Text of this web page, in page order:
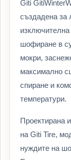
Giti
създадена за
изключителна
шофиране в
мокри,
максимално
спиране и
температури.
Проектирана
на Giti Tire,
нуждите на